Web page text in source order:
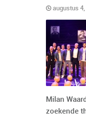
augustus 4,
Milan
zoekende